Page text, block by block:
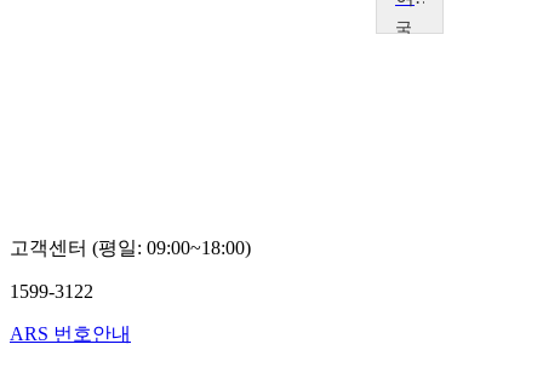
국
고객센터 (평일: 09:00~18:00)
1599-3122
ARS 번호안내